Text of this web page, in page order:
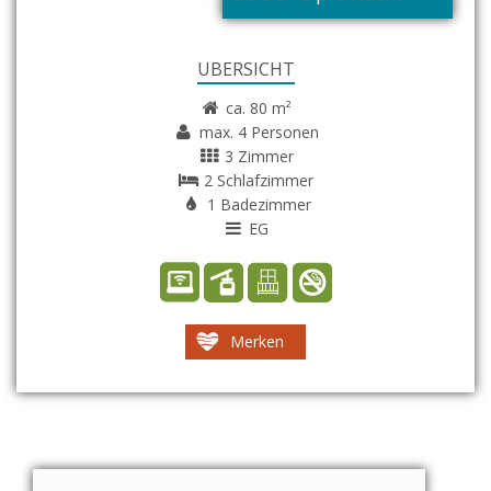
ÜBERSICHT
ca. 80 m²
max. 4 Personen
3 Zimmer
2 Schlafzimmer
1 Badezimmer
EG
Merken